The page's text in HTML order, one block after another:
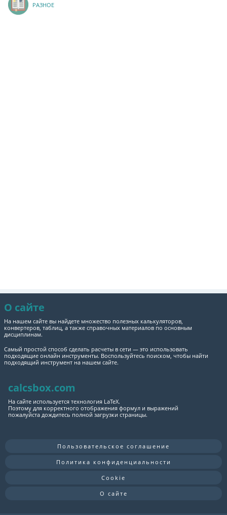
РАЗНОЕ
О сайте
На нашем сайте вы найдете множество полезных калькуляторов,
конвертеров, таблиц, а также справочных материалов по основным
дисциплинам.
Самый простой способ сделать расчеты в сети — это использовать
подходящие онлайн инструменты. Воспользуйтесь поиском, чтобы найти
подходящий инструмент на нашем сайте.
calcsbox.com
На сайте используется технология LaTeX.
Поэтому для корректного отображения формул и выражений
пожалуйста дождитесь полной загрузки страницы.
Пользовательское соглашение
Политика конфиденциальности
Cookie
О сайте